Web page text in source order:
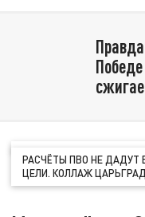
РАСЧЁТЫ ПВО НЕ
ЦЕЛИ. КОЛЛАЖ